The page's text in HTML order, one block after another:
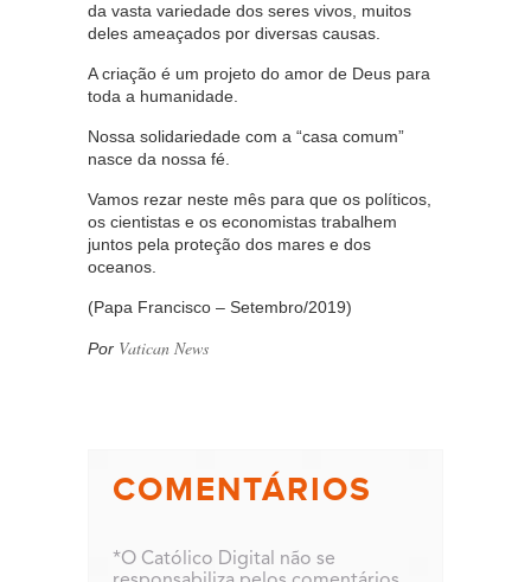
da vasta variedade dos seres vivos, muitos
deles ameaçados por diversas causas.
A criação é um projeto do amor de Deus para
toda a humanidade.
Nossa solidariedade com a “casa comum”
nasce da nossa fé.
Vamos rezar neste mês para que os políticos,
os cientistas e os economistas trabalhem
juntos pela proteção dos mares e dos
oceanos.
(Papa Francisco – Setembro/2019)
Por Vatican News
COMENTÁRIOS
*O Católico Digital não se